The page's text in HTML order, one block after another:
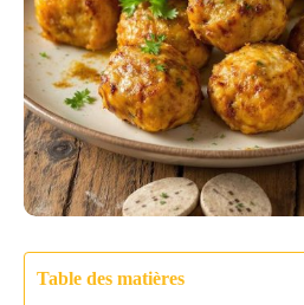
Table des matières